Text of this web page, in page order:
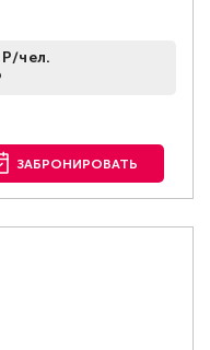
чел.
ЗАБРОНИРОВАТЬ